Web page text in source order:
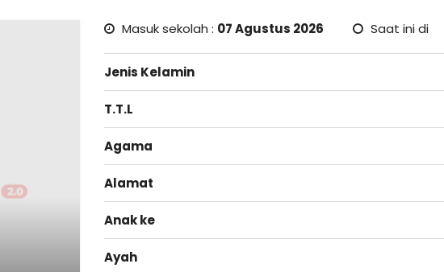
Masuk sekolah : 07 Agustus 2026 Saat ini di
Jenis Kelamin
T.T.L
Agama
Alamat
Anak ke
Ayah